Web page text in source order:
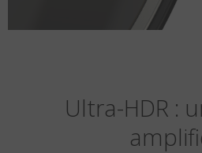
Ultra-HDR :